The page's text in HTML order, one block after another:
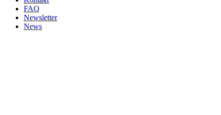
FAQ
Newsletter
News